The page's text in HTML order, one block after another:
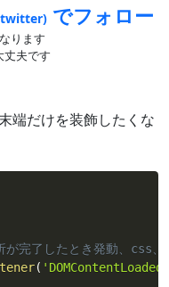
でフォロー
ります
丈夫です
端だけを装飾したくな
が完了したとき発動、css
(